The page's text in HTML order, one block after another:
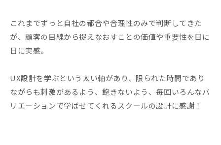
これまでずっと自社の都合や合理性のみで判断してきた
が、顧客の目線から捉えなおすことの価値や重要性を日に
日に実感。
UX設計を学ぶという太い軸があり、限られた時間であり
ながらも刺激があるよう、飽きないよう、毎回いろんなバ
リエーションで学ばせてくれるスクールの設計に感謝！